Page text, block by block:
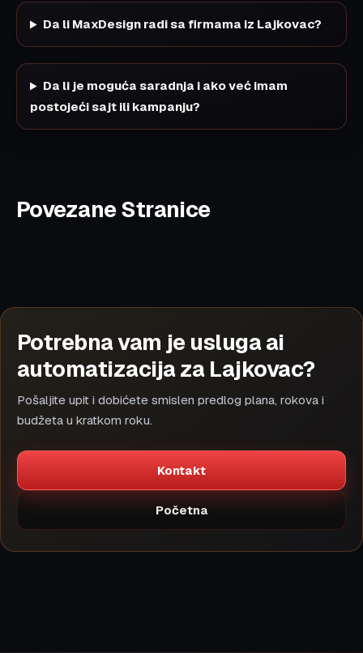
Da li MaxDesign radi sa firmama iz Lajkovac?
Da li je moguća saradnja i ako već imam
postojeći sajt ili kampanju?
Povezane Stranice
Potrebna vam je usluga ai
automatizacija za Lajkovac?
Pošaljite upit i dobićete smislen predlog plana, rokova i
budžeta u kratkom roku.
Kontakt
Početna